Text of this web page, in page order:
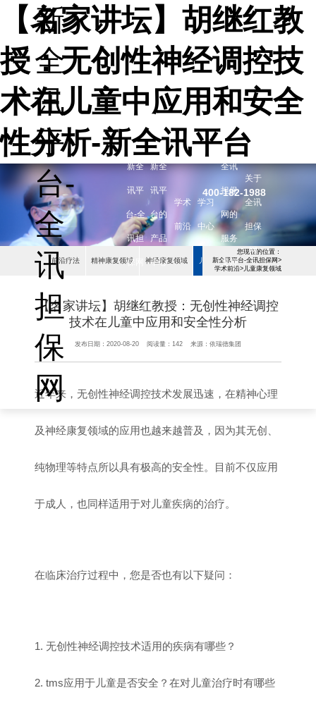
【名家讲坛】胡继红教
授：无创性神经调控技
术在儿童中应用和安全
性分析-新全讯平台
新
全
讯
平
台-
全
讯
担
保
网
400-182-1988
新全
讯平
台-全
讯担
保网
新全
讯平
台的
产品
中心
学术
前沿
学习
中心
全讯
担保
网的
服务
支持
关于
全讯
担保
网
前沿疗法 精神康复领域 神经康复领域 儿童康复领域
您现在的位置：
新全讯平台-全讯担保网>
学术前沿>儿童康复领域
【名家讲坛】胡继红教授：无创性神经调控
技术在儿童中应用和安全性分析
发布日期：2020-08-20 阅读量： 142 来源： 依瑞德集团
近年来，无创性神经调控技术发展迅速，在精神心理
及神经康复领域的应用也越来越普及，因为其无创、
纯物理等特点所以具有极高的安全性。目前不仅应用
于成人，也同样适用于对儿童疾病的治疗。
在临床治疗过程中，您是否也有以下疑问：
1. 无创性神经调控技术适用的疾病有哪些？
2. tms应用于儿童是否安全？在对儿童治疗时有哪些